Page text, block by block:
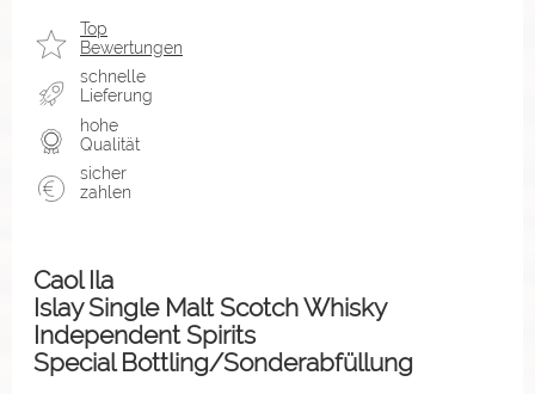
Top
Bewertungen
schnelle
Lieferung
hohe
Qualität
sicher
zahlen
Caol Ila
Islay Single Malt Scotch Whisky
Independent Spirits
Special Bottling/Sonderabfüllung